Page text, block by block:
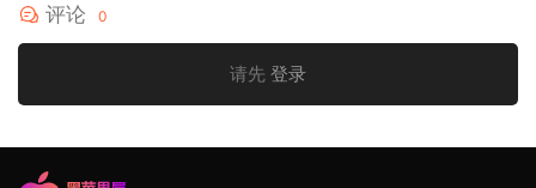
评论 0
请先 登录